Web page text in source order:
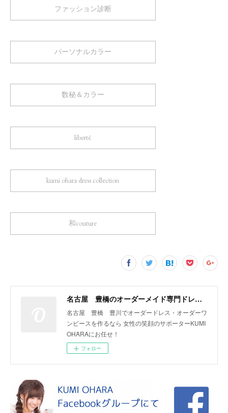
ファッション診断
パーソナルカラー
数秘＆カラー
liberté
kumi ohara dress collection
和couture
名古屋 豊橋のオーダーメイド専門ドレスデザイナー KUMI OHARA
名古屋 豊橋 豊川でオーダードレス・オーダーワ
ンピースを作るなら 女性の笑顔のサポーターKUMI
OHARAにお任せ！
フォロー